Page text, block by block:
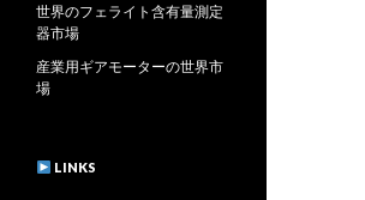
世界のフェライト含有量測定
器市場
産業用ギアモーターの世界市
場
LINKS